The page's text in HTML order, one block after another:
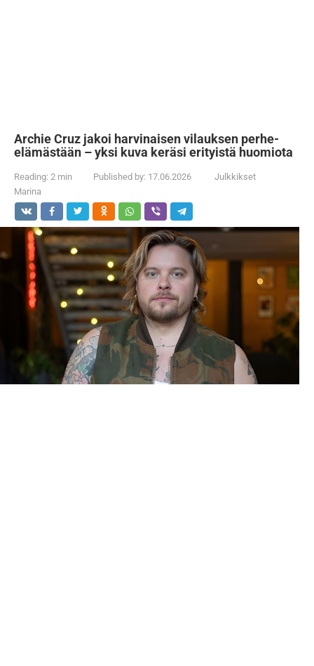
Archie Cruz jakoi harvinaisen vilauksen perhe-
elämästään – yksi kuva keräsi erityistä huomiota
Reading: 2 min Published by: 17.06.2026
Julkkikset
Marina